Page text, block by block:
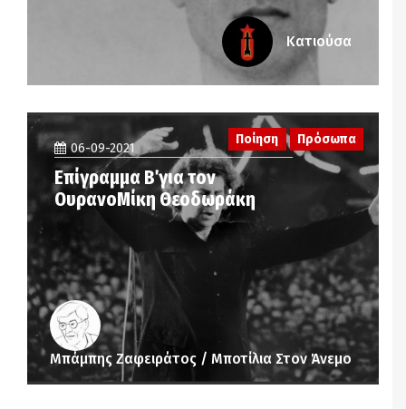
Κατιούσα
Ποίηση Πρόσωπα
06-09-2021
Επίγραμμα Β΄ για τον
ΟυρανοΜίκη Θεοδωράκη
Μπάμπης Ζαφειράτος / Μποτίλια Στον Άνεμο